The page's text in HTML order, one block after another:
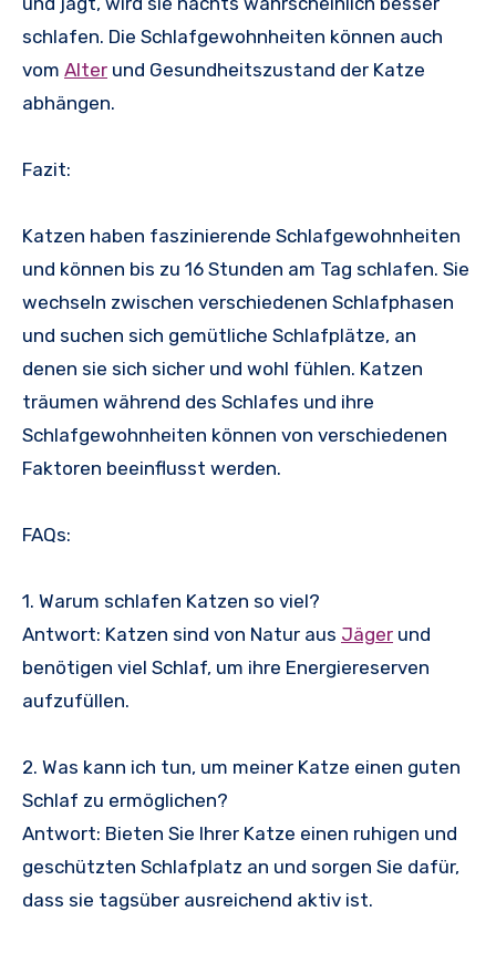
schlafen. Die Schlafgewohnheiten können auch
vom Alter und Gesundheitszustand der Katze
abhängen.
Fazit:
Katzen haben faszinierende Schlafgewohnheiten
und können bis zu 16 Stunden am Tag schlafen. Sie
wechseln zwischen verschiedenen Schlafphasen
und suchen sich gemütliche Schlafplätze, an
denen sie sich sicher und wohl fühlen. Katzen
träumen während des Schlafes und ihre
Schlafgewohnheiten können von verschiedenen
Faktoren beeinflusst werden.
FAQs:
1. Warum schlafen Katzen so viel?
Antwort: Katzen sind von Natur aus Jäger und
benötigen viel Schlaf, um ihre Energiereserven
aufzufüllen.
2. Was kann ich tun, um meiner Katze einen guten
Schlaf zu ermöglichen?
Antwort: Bieten Sie Ihrer Katze einen ruhigen und
geschützten Schlafplatz an und sorgen Sie dafür,
dass sie tagsüber ausreichend aktiv ist.